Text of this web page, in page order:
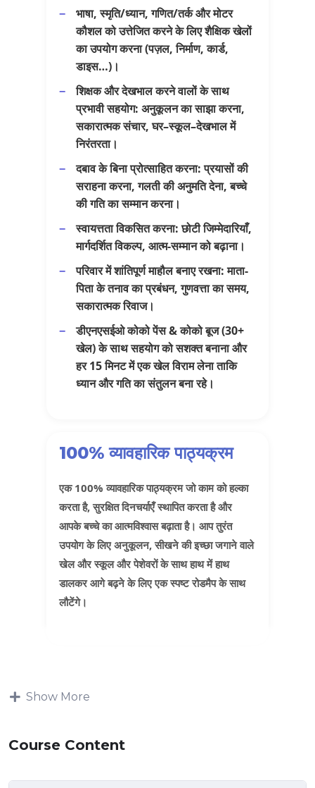
भाषा,स्मृति/ध्यान,गणित/तर्कऔरमोटर
कौशलको उत्तेजित करने के लिएशैक्षिक खेलों
का उपयोग करना (पज़ल, निर्माण, कार्ड,
डाइस…)।
शिक्षक और देखभाल करने वालों के साथ
प्रभावी सहयोग: अनुकूलन का साझा करना,
सकारात्मक संचार,घर–स्कूल–देखभाल में
निरंतरता।
दबाव के बिना प्रोत्साहित करना: प्रयासों की
सराहना करना, गलती की अनुमति देना, बच्चे
कीगतिका सम्मान करना।
स्वायत्तता विकसित करना: छोटी जिम्मेदारियाँ,
मार्गदर्शित विकल्प,आत्म-सम्मानको बढ़ाना।
परिवार में शांतिपूर्ण माहौल बनाए रखना: माता-
पिता के तनाव का प्रबंधन, गुणवत्ता का समय,
सकारात्मक रिवाज।
डीएनएसईओकोको पेंस & कोको बूज(30+
खेल) के साथ सहयोग को सशक्त बनाना और
हर 15 मिनट में एक खेल विरामलेना ताकि
ध्यान और गति का संतुलन बना रहे।
100% व्यावहारिक पाठ्यक्रम
एक 100% व्यावहारिक पाठ्यक्रम जोकाम को हल्का
करता है,सुरक्षित दिनचर्याएँ स्थापित करता हैऔर
आपके बच्चे का आत्मविश्वास बढ़ाता है। आपतुरंत
उपयोग के लिए अनुकूलन, सीखने की इच्छा जगाने वाले
खेल और स्कूल और पेशेवरों के साथहाथ में हाथ
डालकरआगे बढ़ने के लिए एक स्पष्ट रोडमैप के साथ
लौटेंगे।
Show More
Course Content